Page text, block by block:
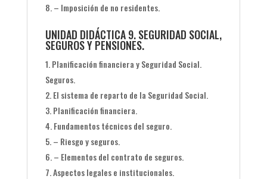
– Imposición de no residentes.
UNIDAD DIDÁCTICA 9. SEGURIDAD SOCIAL,
SEGUROS Y PENSIONES.
Planificación financiera y Seguridad Social.
Seguros.
El sistema de reparto de la Seguridad Social.
Planificación financiera.
Fundamentos técnicos del seguro.
– Riesgo y seguros.
– Elementos del contrato de seguros.
Aspectos legales e institucionales.